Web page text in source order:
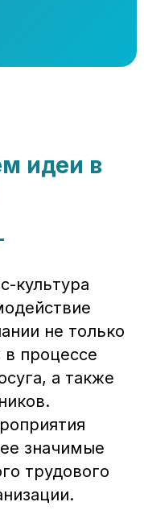
идеи в
культура
не только
в процессе
а также
значимые
трудового